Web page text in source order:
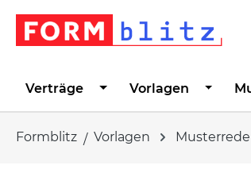
Zur Hauptnavigation
Verträge Vorlagen
Formblitz Vorlagen